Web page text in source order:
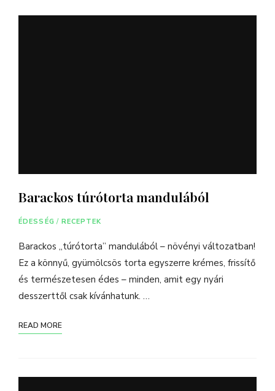
Barackos túrótorta mandulából
ÉDESSÉG / RECEPTEK
Barackos „túrótorta” mandulából – növényi változatban!
Ez a könnyű, gyümölcsös torta egyszerre krémes, frissítő
és természetesen édes – minden, amit egy nyári
desszerttől csak kívánhatunk. …
READ MORE